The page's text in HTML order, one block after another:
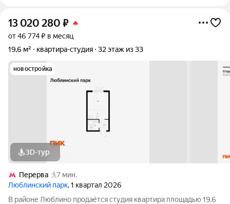
13 020 280 ₽
от 46 774 ₽ в месяц
19,6 м²
квартира-студия 32 этаж из 33
новостройка
3D-тур
Перерва
7 мин.
Люблинский парк, 1 квартал 2026
В районе Люблино продаётся студия квартира площадью 19.6